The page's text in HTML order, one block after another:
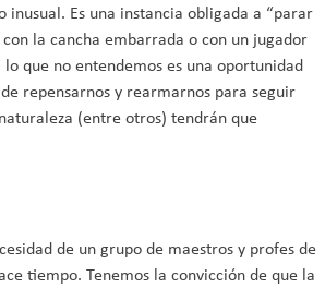
Es una instancia obligada a “parar
la cancha embarrada o con un jugador
que no entendemos es una oportunidad
repensarnos y rearmarnos para seguir
(entre otros) tendrán que
de un grupo de maestros y profes de
tiempo. Tenemos la convicción de que la